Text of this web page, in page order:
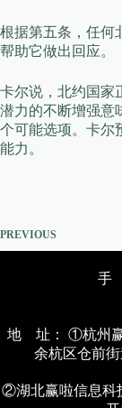
根据第五条，任何
帮助它做出回应。
卡尔说，北约国家
潜力的不断增强意
个可能选项。卡尔
能力。
PREVIOUS
手
地 址： ①杭州赢
余杭区仓前
②湖北赢啦信息科